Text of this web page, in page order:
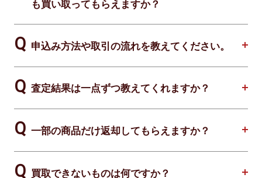
も買い取ってもらえますか？
申込み方法や取引の流れを教えてください。
査定結果は一点ずつ教えてくれますか？
一部の商品だけ返却してもらえますか？
買取できないものは何ですか？